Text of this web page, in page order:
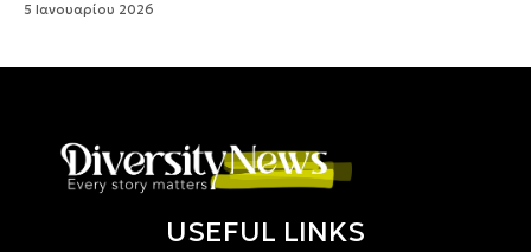
5 Ιανουαρίου 2026
USEFUL LINKS